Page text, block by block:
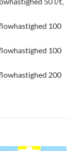
100
100
200